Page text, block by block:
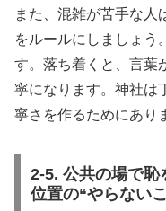
また、混雑が苦手な人
をルールにしましょう
す。落ち着くと、言葉
寧になります。神社は
寧さを作るためにあり
2-5. 公共の場で恥
位置の“やらない